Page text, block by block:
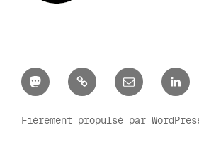
MastodonBlueskyE-
mail
Fièrement propulsé par